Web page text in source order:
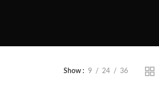
Show 9 24 36